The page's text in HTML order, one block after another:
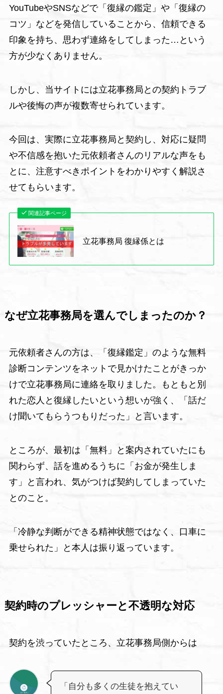
YouTubeやSNSなどで「復縁の鑑定」や「復縁の
コツ」などを発信していることから、信頼できる
印象を持ち、思わず連絡をしてしまった…という
方が少なくありません。
しかし、当サイトには立花事務局との契約トラブ
ルや後悔の声が複数寄せられています。
今回は、実際に立花事務局と契約し、対応に疑問
や不信感を抱いた元依頼者さんのリアルな声をも
とに、注意すべきポイントをわかりやすく解説さ
せてもらいます。
関連記事ページ
立花事務局 復縁係とは
なぜ立花事務局を選んでしまったのか？
元依頼者さんの方は、「復縁鑑定」のような無料
診断コンテンツをネットで見かけたことがきっか
けで立花事務局に連絡を取りました。もともと別
れた恋人と復縁したいという想いが強く、「話だ
け聞いてもらうつもりだった」と言います。
ところが、最初は「無料」と案内されていたにも
関わらず、話を進めるうちに「お金が発生しま
す」と言われ、気がつけば契約してしまっていた
とのこと。
「冷静な判断ができる精神状態ではなく、口車に
乗せられた」と本人は振り返っています。
契約時のプレッシャーと不透明な対応
契約を渋っていたところ、立花事務局側からは
「自分も多くの生徒を抱えてい